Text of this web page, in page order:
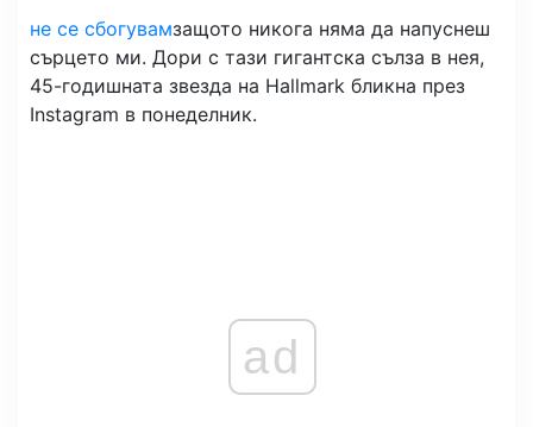
не се сбогувамзащото никога няма да напуснеш
сърцето ми. Дори с тази гигантска сълза в нея,
45-годишната звезда на Hallmark бликна през
Instagram в понеделник.
ad